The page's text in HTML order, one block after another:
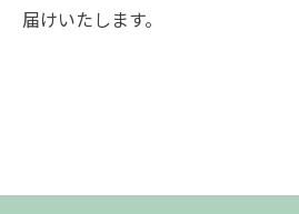
届けいたします。